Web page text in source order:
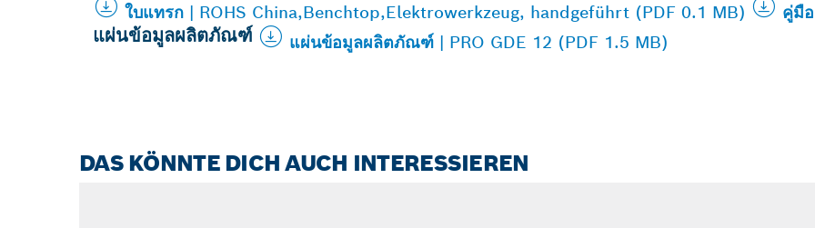
ใบแทรก | ROHS China,Benchtop,Elektrowerkzeug, handgeführt (PDF 0.1 MB) คู่มื
แผ่นข้อมูลผลิตภัณฑ์ แผ่นข้อมูลผลิตภัณฑ์ | PRO GDE 12 (PDF 1.5 MB)
DAS KÖNNTE DICH AUCH INTERESSIEREN